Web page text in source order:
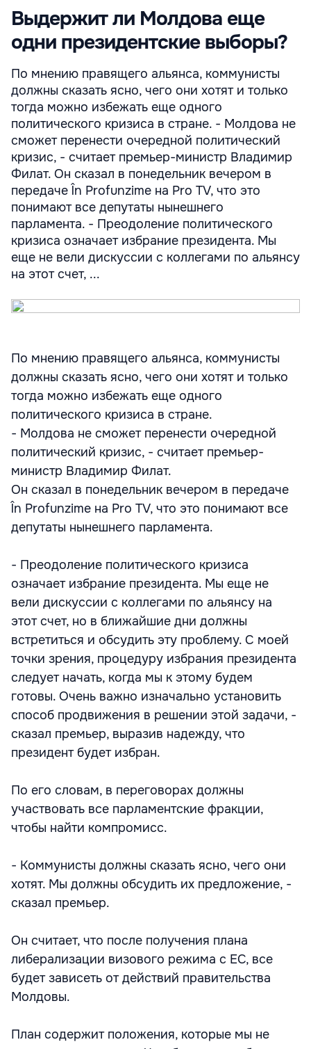
Выдержит ли Молдова еще
одни президентские выборы?
По мнению правящего альянса, коммунисты
должны сказать ясно, чего они хотят и только
тогда можно избежать еще одного
политического кризиса в стране. - Молдова не
сможет перенести очередной политический
кризис, - считает премьер-министр Владимир
Филат. Он сказал в понедельник вечером в
передаче În Profunzime на Pro TV, что это
понимают все депутаты нынешнего
парламента. - Преодоление политического
кризиса означает избрание президента. Мы
еще не вели дискуссии с коллегами по альянсу
на этот счет, ...
По мнению правящего альянса, коммунисты
должны сказать ясно, чего они хотят и только
тогда можно избежать еще одного
политического кризиса в стране.
- Молдова не сможет перенести очередной
политический кризис, - считает премьер-
министр Владимир Филат.
Он сказал в понедельник вечером в передаче
În Profunzime на Pro TV, что это понимают все
депутаты нынешнего парламента.
- Преодоление политического кризиса
означает избрание президента. Мы еще не
вели дискуссии с коллегами по альянсу на
этот счет, но в ближайшие дни должны
встретиться и обсудить эту проблему. С моей
точки зрения, процедуру избрания президента
следует начать, когда мы к этому будем
готовы. Очень важно изначально установить
способ продвижения в решении этой задачи, -
сказал премьер, выразив надежду, что
президент будет избран.
По его словам, в переговорах должны
участвовать все парламентские фракции,
чтобы найти компромисс.
- Коммунисты должны сказать ясно, чего они
хотят. Мы должны обсудить их предложение, -
сказал премьер.
Он считает, что после получения плана
либерализации визового режима с ЕС, все
будет зависеть от действий правительства
Молдовы.
План содержит положения, которые мы не